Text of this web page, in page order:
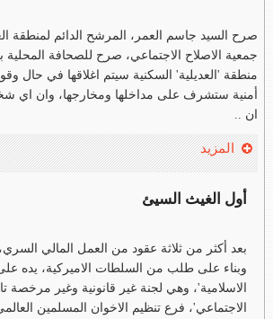
صرح السيد جاسم العمر، المرشح الدائم لمنطقة
منطقة 'العديلية' السكنية سيتم اغلاقها في حال
أمنية ستشرف على مداخلها ومخارجها، وان اي
ان ..
المزيد
أول الغيث السيئ
بعد أكثر من ثلاثة عقود من العمل المالي
وبناء على طلب من السلطات الاميركية، يده
الاسلامية'، وهي لجنة غير قانونية وغير مرخصة
الاجتماعي'، فرع تنظيم الاخوان المسلمين